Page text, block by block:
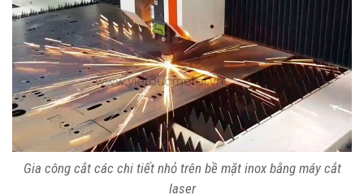
Gia công cắt các chi tiết nhỏ trên bề mặt inox bằng máy cắt
laser